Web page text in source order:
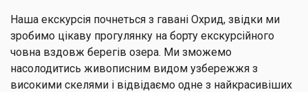
Наша екскурсія почнеться з гавані Охрид, звідки ми
зробимо цікаву прогулянку на борту екскурсійного
човна вздовж берегів озера. Ми зможемо
насолодитись живописним видом узбережжя з
високими скелями і відвідаємо одне з найкрасивіших